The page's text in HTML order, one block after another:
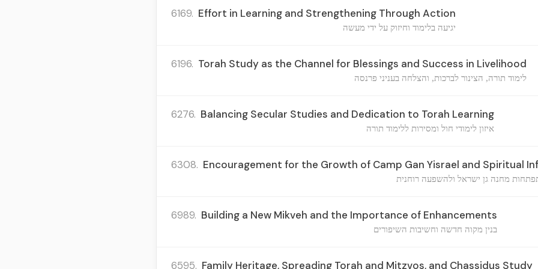
6169. Effort in Learning and Strengthening Through Action
יגיעה בלימוד וחיזוק על ידי מעשה
6196. Torah Study as the Channel for Blessings and Success in Livelihood
לימוד תורה, הצינור לברכות, והצלחה בעניני פרנסה
6276. Balancing Secular Studies and Dedication to Torah Learning
איזון לימודי חול ומסירות ללימוד תורה
6308. Encouragement for the Growth of Camp Gan Yisrael and Spiritual
מחנה גן ישראל ולהשפעה רוחנית
6989. Building a New Mikveh and the Importance of Enhancements
בנין מקוה חדשה וחשיבות השיפורים
6595. Family Heritage, Spreading Torah and Mitzvos, and Chassidus Study